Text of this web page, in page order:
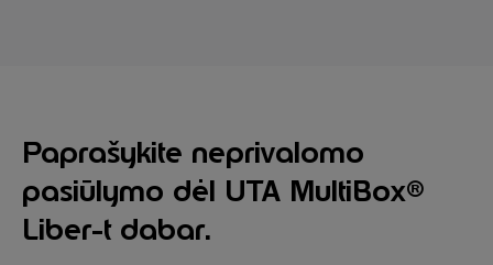
Paprašykite neprivalomo
pasiūlymo dėl UTA MultiBox®
Liber-t dabar.